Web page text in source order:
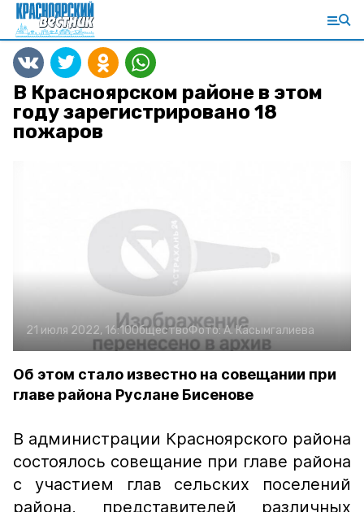
В Красноярском районе в этом
году зарегистрировано 18
пожаров
21 июля 2022, 16:10ОбществоФото:А. Касымгалиева
Об этом стало известно на совещании при
главе района Руслане Бисенове
В администрации Красноярского района
состоялось совещание при главе района
с участием глав сельских поселений
района, представителей различных